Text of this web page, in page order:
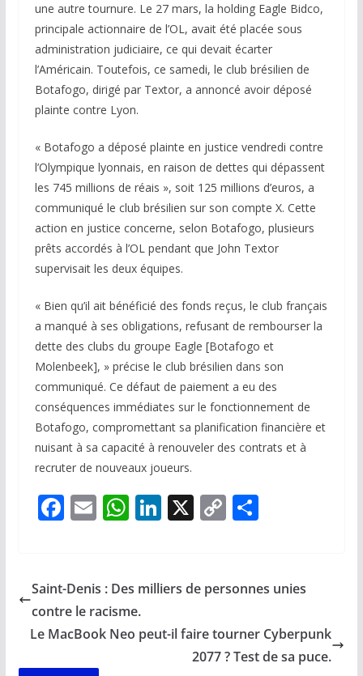
une autre tournure. Le 27 mars, la holding Eagle Bidco,
principale actionnaire de l’OL, avait été placée sous
administration judiciaire, ce qui devait écarter
l’Américain. Toutefois, ce samedi, le club brésilien de
Botafogo, dirigé par Textor, a annoncé avoir déposé
plainte contre Lyon.
« Botafogo a déposé plainte en justice vendredi contre
l’Olympique lyonnais, en raison de dettes qui dépassent
les 745 millions de réais », soit 125 millions d’euros, a
communiqué le club brésilien sur son compte X. Cette
action en justice concerne, selon Botafogo, plusieurs
prêts accordés à l’OL pendant que John Textor
supervisait les deux équipes.
« Bien qu’il ait bénéficié des fonds reçus, le club français
a manqué à ses obligations, refusant de rembourser la
dette des clubs du groupe Eagle [Botafogo et
Molenbeek], » précise le club brésilien dans son
communiqué. Ce défaut de paiement a eu des
conséquences immédiates sur le fonctionnement de
Botafogo, compromettant sa planification financière et
nuisant à sa capacité à renouveler des contrats et à
recruter de nouveaux joueurs.
F
b
o
o
k
E
l
W
s
A
p
Li
e
n
X C
y
n
k
P
g
Saint-Denis : Des milliers de personnes unies
contre le racisme.
Le MacBook Neo peut-il faire tourner Cyberpunk
2077 ? Test de sa puce.